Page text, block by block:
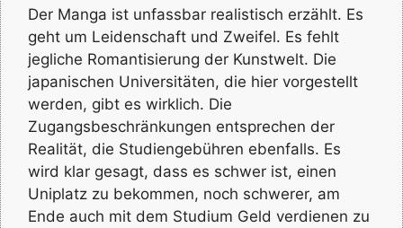
Der Manga ist unfassbar realistisch erzählt. Es
geht um Leidenschaft und Zweifel. Es fehlt
jegliche Romantisierung der Kunstwelt. Die
japanischen Universitäten, die hier vorgestellt
werden, gibt es wirklich. Die
Zugangsbeschränkungen entsprechen der
Realität, die Studiengebühren ebenfalls. Es
wird klar gesagt, dass es schwer ist, einen
Uniplatz zu bekommen, noch schwerer, am
Ende auch mit dem Studium Geld verdienen zu